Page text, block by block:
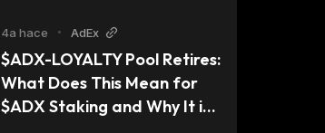
4a hace • AdEx
$ADX-LOYALTY Pool Retires:
What Does This Mean for
$ADX Staking and Why It is